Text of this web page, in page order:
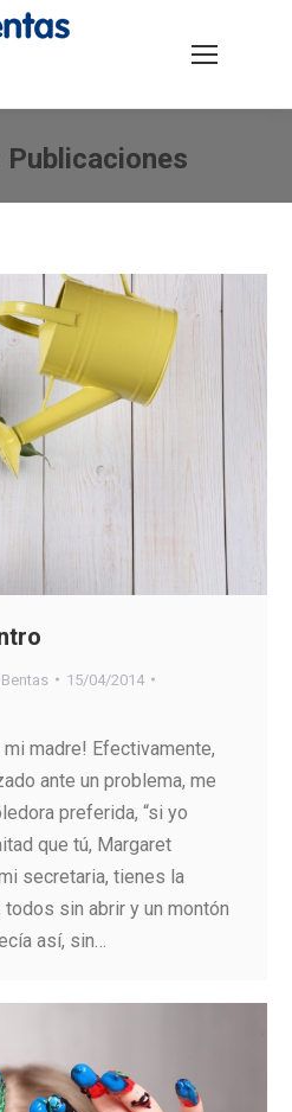
Buscar:
Publicaciones
15/04/2014
mi madre! Efectivamente,
ante un problema, me
preferida, “si yo
que tú, Margaret
secretaria, tienes la
sin abrir y un montón
así, sin…